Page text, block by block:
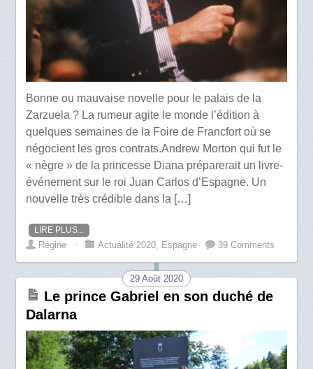
Bonne ou mauvaise novelle pour le palais de la
Zarzuela ? La rumeur agite le monde l’édition à
quelques semaines de la Foire de Francfort où se
négocient les gros contrats.Andrew Morton qui fut le
« nègre » de la princesse Diana préparerait un livre-
événement sur le roi Juan Carlos d’Espagne. Un
nouvelle très crédible dans la […]
LIRE PLUS...
Régine ⋅ Actualité 2020, Espagne 39 Comments
29 Août 2020
Le prince Gabriel en son duché de
Dalarna